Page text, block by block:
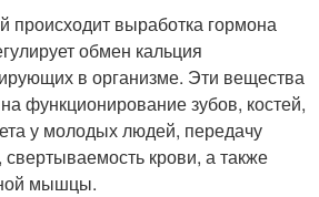
происходит выработка гормона
обмен кальция
в организме. Эти вещества
функционирование зубов, костей,
у молодых людей, передачу
крови, а также
мышцы.